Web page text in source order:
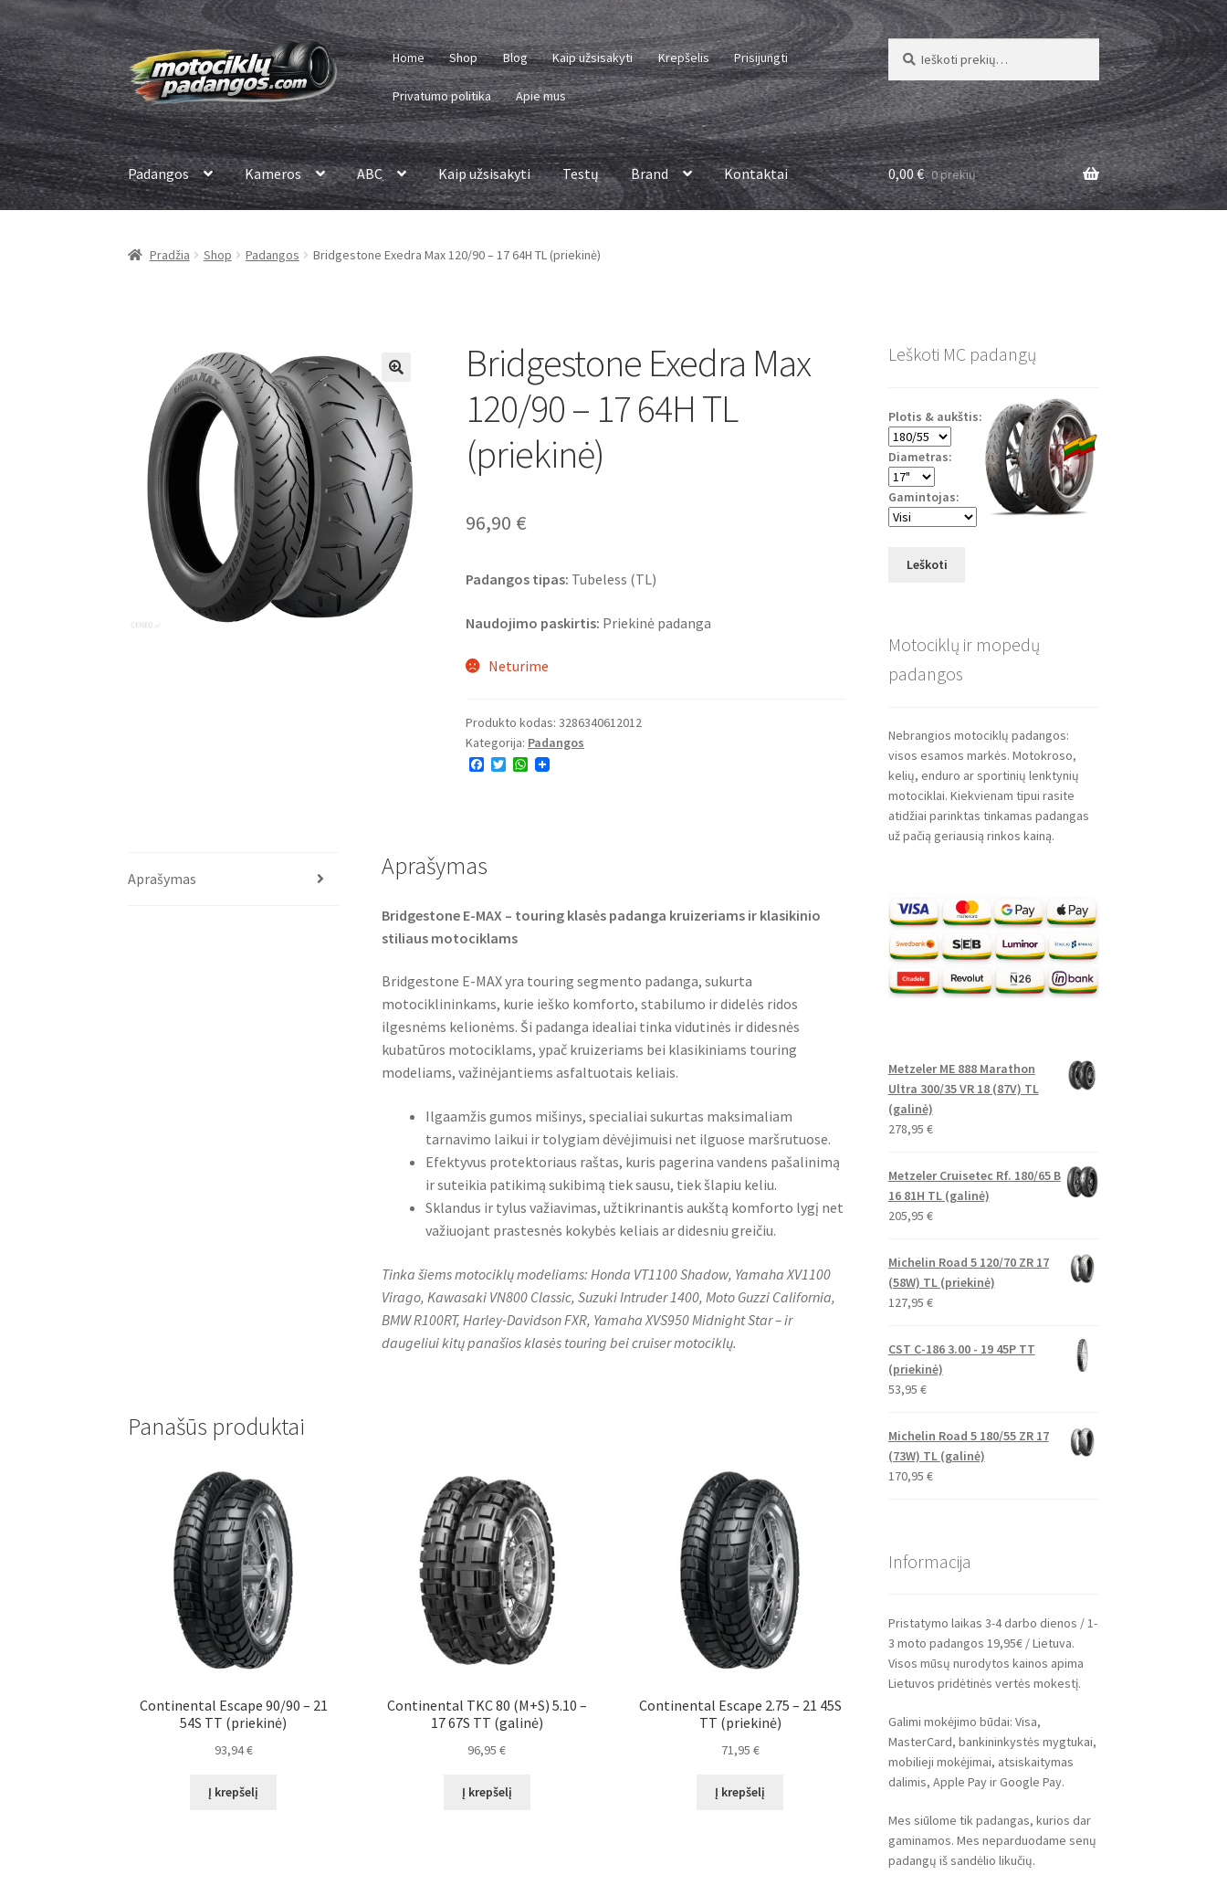
Pereiti
prie
meniu
Pereiti
prie
turinio
Home Shop Blog Kaip užsisakyti Krepšelis Prisijungti
Privatumo politika Apie mus
Ieškoti:
Ieškoti
Padangos Kameros ABC Kaip užsisakyti Testų Brand Kontaktai 0,00€ 0 prekių
Pradžia Shop Padangos Bridgestone Exedra Max 120/90 – 17 64H TL (priekinė)
Bridgestone Exedra Max
120/90 – 17 64H TL
(priekinė)
96,90 €
Padangos tipas: Tubeless (TL)
Naudojimo paskirtis: Priekinė padanga
Neturime
Produkto kodas:3286340612012
Kategorija: Padangos
F
k
T
W
Aprašymas Aprašymas
Bridgestone E-MAX – touring klasės padanga kruizeriams ir klasikinio
stiliaus motociklams
Bridgestone E-MAX yra touring segmento padanga, sukurta
motociklininkams, kurie ieško komforto, stabilumo ir didelės ridos
ilgesnėms kelionėms. Ši padanga idealiai tinka vidutinės ir didesnės
kubatūros motociklams, ypač kruizeriams bei klasikiniams touring
modeliams, važinėjantiems asfaltuotais keliais.
Ilgaamžis gumos mišinys, specialiai sukurtas maksimaliam
tarnavimo laikui ir tolygiam dėvėjimuisi net ilguose maršrutuose.
Efektyvus protektoriaus raštas, kuris pagerina vandens pašalinimą
ir suteikia patikimą sukibimą tiek sausu, tiek šlapiu keliu.
Sklandus ir tylus važiavimas, užtikrinantis aukštą komforto lygį net
važiuojant prastesnės kokybės keliais ar didesniu greičiu.
Tinka šiems motociklų modeliams: Honda VT1100 Shadow, Yamaha XV1100
Virago, Kawasaki VN800 Classic, Suzuki Intruder 1400, Moto Guzzi California,
BMW R100RT, Harley-Davidson FXR, Yamaha XVS950 Midnight Star – ir
daugeliui kitų panašios klasės touring bei cruiser motociklų.
Panašūs produktai
Continental Escape 90/90 – 21
54S TT (priekinė)
93,94€
Į krepšelį
Continental TKC 80 (M+S) 5.10 –
17 67S TT (galinė)
96,95€
Į krepšelį
Continental Escape 2.75 – 21 45S
TT (priekinė)
71,95 €
Į krepšelį
Leškoti MC padangų
Plotis & aukštis:
Diametras:
Gamintojas:
Leškoti
Motociklų ir mopedų
padangos
Nebrangios motociklų padangos:
visos esamos markės. Motokroso,
kelių, enduro ar sportinių lenktynių
motociklai. Kiekvienam tipui rasite
atidžiai parinktas tinkamas padangas
už pačią geriausią rinkos kainą.
Metzeler ME 888 Marathon
Ultra 300/35 VR 18 (87V) TL
(galinė)
278,95 €
Metzeler Cruisetec Rf. 180/65 B
16 81H TL (galinė)
205,95 €
Michelin Road 5 120/70 ZR 17
(58W) TL (priekinė)
127,95 €
CST C-186 3.00 - 19 45P TT
(priekinė)
53,95 €
Michelin Road 5 180/55 ZR 17
(73W) TL (galinė)
170,95 €
Informacija
Pristatymo laikas 3-4 darbo dienos / 1-
3 moto padangos 19,95€ / Lietuva.
Visos mūsų nurodytos kainos apima
Lietuvos pridėtinės vertės mokestį.
Galimi mokėjimo būdai: Visa,
MasterCard, bankininkystės mygtukai,
mobilieji mokėjimai, atsiskaitymas
dalimis, Apple Pay ir Google Pay.
Mes siūlome tik padangas, kurios dar
gaminamos. Mes neparduodame senų
padangų iš sandėlio likučių.